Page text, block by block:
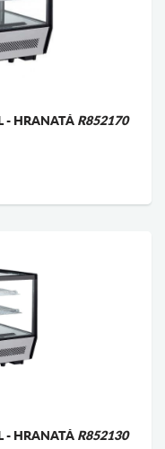
- HRANATÁ R852170
- HRANATÁ R852130